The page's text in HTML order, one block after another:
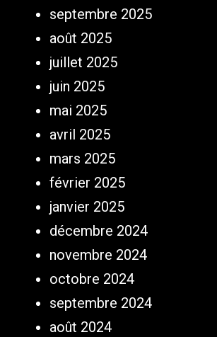
septembre 2025
août 2025
juillet 2025
juin 2025
mai 2025
avril 2025
mars 2025
février 2025
janvier 2025
décembre 2024
novembre 2024
octobre 2024
septembre 2024
août 2024